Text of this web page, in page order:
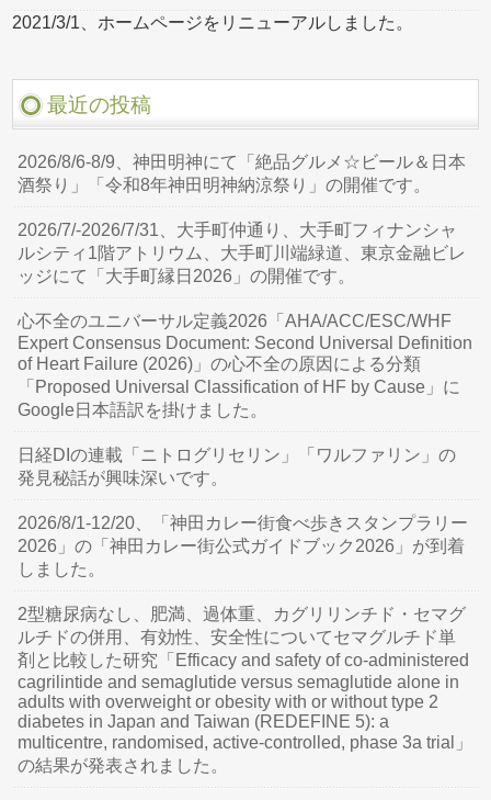
2021/3/1、ホームページをリニューアルしました。
最近の投稿
2026/8/6-8/9、神田明神にて「絶品グルメ☆ビール＆日本
酒祭り」「令和8年神田明神納涼祭り」の開催です。
2026/7/-2026/7/31、大手町仲通り、大手町フィナンシャ
ルシティ1階アトリウム、大手町川端緑道、東京金融ビレ
ッジにて「大手町縁日2026」の開催です。
心不全のユニバーサル定義2026「AHA/ACC/ESC/WHF
Expert Consensus Document: Second Universal Definition
of Heart Failure (2026)」の心不全の原因による分類
「Proposed Universal Classification of HF by Cause」に
Google日本語訳を掛けました。
日経DIの連載「ニトログリセリン」「ワルファリン」の
発見秘話が興味深いです。
2026/8/1-12/20、「神田カレー街食べ歩きスタンプラリー
2026」の「神田カレー街公式ガイドブック2026」が到着
しました。
2型糖尿病なし、肥満、過体重、カグリリンチド・セマグ
ルチドの併用、有効性、安全性についてセマグルチド単
剤と比較した研究「Efficacy and safety of co-administered
cagrilintide and semaglutide versus semaglutide alone in
adults with overweight or obesity with or without type 2
diabetes in Japan and Taiwan (REDEFINE 5): a
multicentre, randomised, active-controlled, phase 3a trial」
の結果が発表されました。